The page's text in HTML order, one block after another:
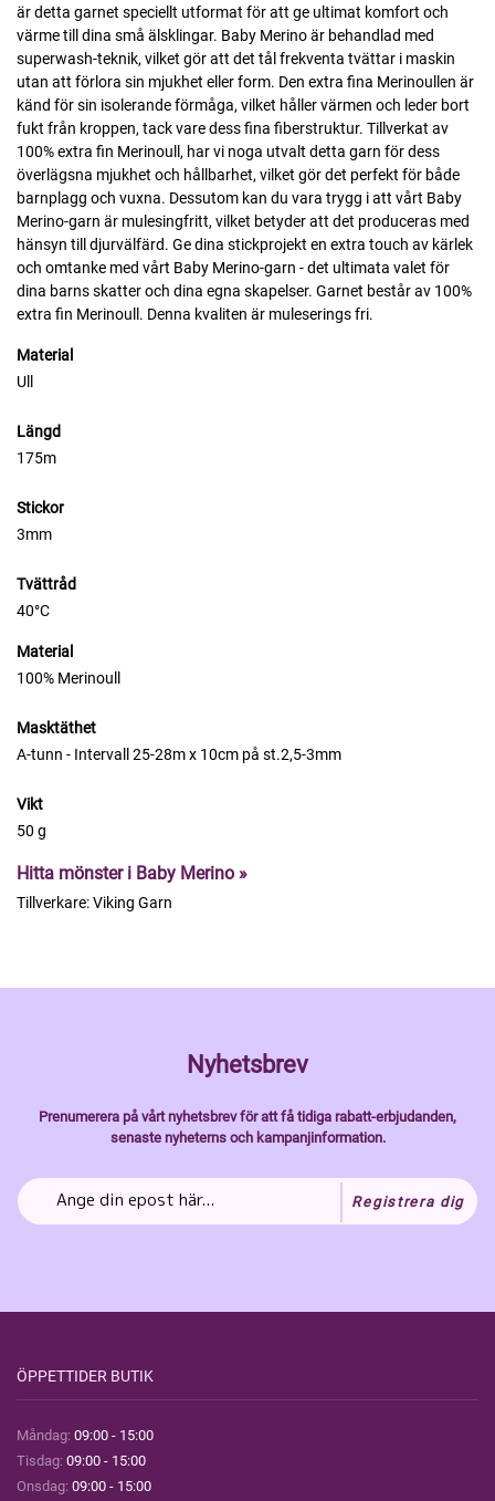
är detta garnet speciellt utformat för att ge ultimat komfort och
värme till dina små älsklingar. Baby Merino är behandlad med
superwash-teknik, vilket gör att det tål frekventa tvättar i maskin
utan att förlora sin mjukhet eller form. Den extra fina Merinoullen är
känd för sin isolerande förmåga, vilket håller värmen och leder bort
fukt från kroppen, tack vare dess fina fiberstruktur. Tillverkat av
100% extra fin Merinoull, har vi noga utvalt detta garn för dess
överlägsna mjukhet och hållbarhet, vilket gör det perfekt för både
barnplagg och vuxna. Dessutom kan du vara trygg i att vårt Baby
Merino-garn är mulesingfritt, vilket betyder att det produceras med
hänsyn till djurvälfärd. Ge dina stickprojekt en extra touch av kärlek
och omtanke med vårt Baby Merino-garn - det ultimata valet för
dina barns skatter och dina egna skapelser. Garnet består av 100%
extra fin Merinoull. Denna kvaliten är muleserings fri.
Material
Ull
Längd
175m
Stickor
3mm
Tvättråd
40°C
Material
100% Merinoull
Masktäthet
A-tunn - Intervall 25-28m x 10cm på st.2,5-3mm
Vikt
50 g
Hitta mönster i Baby Merino »
Tillverkare:Viking Garn
Nyhetsbrev
Prenumerera på vårt nyhetsbrev för att få tidiga rabatt-erbjudanden,
senaste nyheterns och kampanjinformation.
Registrera dig
ÖPPETTIDER BUTIK
Måndag: 09:00 - 15:00
Tisdag: 09:00 - 15:00
Onsdag: 09:00 - 15:00